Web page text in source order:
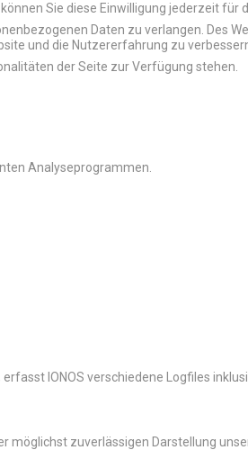
Sie diese Einwilligung jederzeit für
Daten zu verlangen. Des
Analyseprogrammen.
IONOS verschiedene Logfiles
möglichst zuverlässigen Darstellung
und die Nutzererfahrung zu
der Seite zur Verfügung stehen.